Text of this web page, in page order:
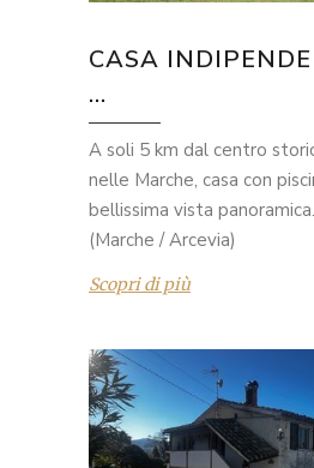
CASA
...
A soli 5 km dal centro
nelle Marche, casa con
bellissima vista
(Marche / Arcevia)
Scopri di più